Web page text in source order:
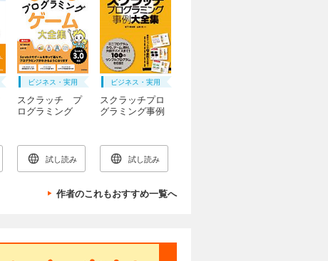
ビジネス・実用
スクラッチ プ
ログラミング
試し読み
ビジネス・実用
スクラッチプロ
グラミング事例
試し読み
作者のこれもおすすめ一覧へ